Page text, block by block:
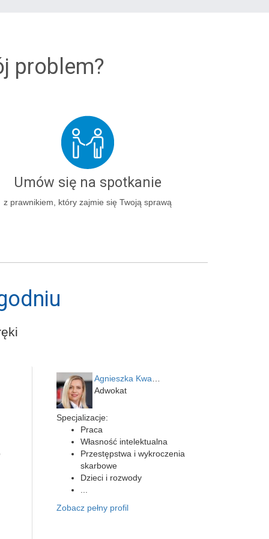
problem?
Umów się na spotkanie
z prawnikiem, który zajmie się Twoją sprawą
Adwokat
Specjalizacje:
Praca
Własność intelektualna
Przestępstwa i wykroczenia
skarbowe
Dzieci i rozwody
Zobacz pełny profil